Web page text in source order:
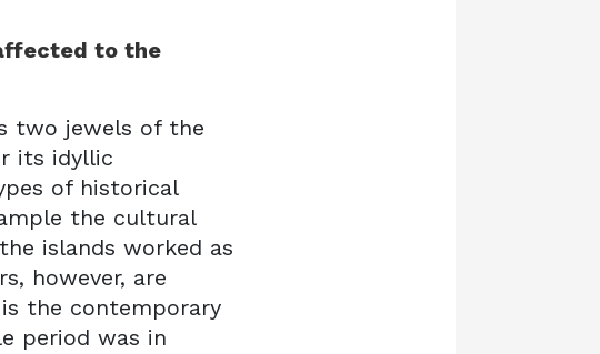
to the
two jewels of the
its idyllic
of historical
the cultural
islands worked as
however, are
the contemporary
period was in